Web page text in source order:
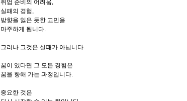
취업 준비의 어려움,
실패의 경험,
방향을 잃은 듯한 고민을
마주하게 됩니다.
그러나 그것은 실패가 아닙니다.
꿈이 있다면 그 모든 경험은
꿈을 향해 가는 과정입니다.
중요한 것은